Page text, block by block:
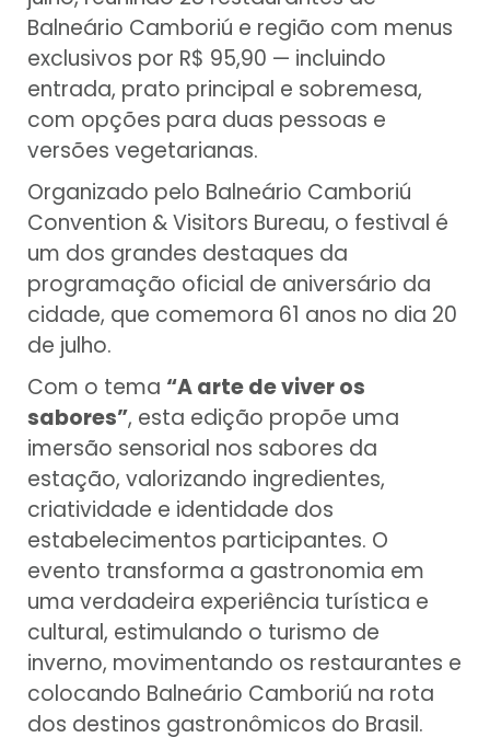
Balneário Camboriú e região com menus
exclusivos por R$ 95,90 — incluindo
entrada, prato principal e sobremesa,
com opções para duas pessoas e
versões vegetarianas.
Organizado pelo Balneário Camboriú
Convention & Visitors Bureau, o festival é
um dos grandes destaques da
programação oficial de aniversário da
cidade, que comemora 61 anos no dia 20
de julho.
Com o tema “A arte de viver os
sabores”, esta edição propõe uma
imersão sensorial nos sabores da
estação, valorizando ingredientes,
criatividade e identidade dos
estabelecimentos participantes. O
evento transforma a gastronomia em
uma verdadeira experiência turística e
cultural, estimulando o turismo de
inverno, movimentando os restaurantes e
colocando Balneário Camboriú na rota
dos destinos gastronômicos do Brasil.